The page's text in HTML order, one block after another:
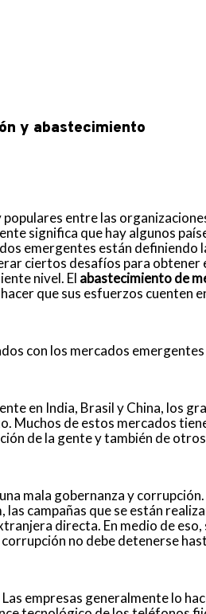
y abastecimiento
entre las
significa que hay algunos
emergentes están
ciertos desafíos para
nivel. El abastecimiento de
que sus esfuerzos cuenten
con los mercados
en India, Brasil y China, los
Muchos de estos mercados
de la gente y también de
mala gobernanza y
campañas que se están
directa. En medio de
no debe detenerse
empresas generalmente lo